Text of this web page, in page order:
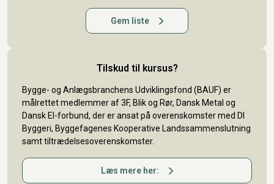
Gem liste
Tilskud til kursus?
Bygge- og Anlægsbranchens Udviklingsfond (BAUF) er
målrettet medlemmer af 3F, Blik og Rør, Dansk Metal og
Dansk El-forbund, der er ansat på overenskomster med DI
Byggeri, Byggefagenes Kooperative Landssammenslutning
samt tiltrædelsesoverenskomster.
Læs mere her: